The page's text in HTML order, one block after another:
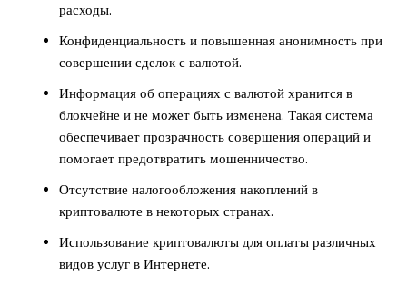
расходы.
Конфиденциальность и повышенная анонимность при
совершении сделок с валютой.
Информация об операциях с валютой хранится в
блокчейне и не может быть изменена. Такая система
обеспечивает прозрачность совершения операций и
помогает предотвратить мошенничество.
Отсутствие налогообложения накоплений в
криптовалюте в некоторых странах.
Использование криптовалюты для оплаты различных
видов услуг в Интернете.